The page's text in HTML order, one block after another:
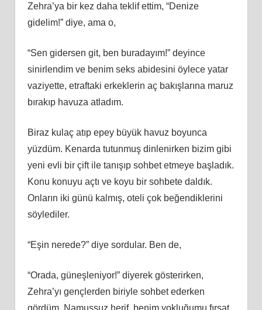
Zehra’ya bir kez daha teklif ettim, “Denize
gidelim!” diye, ama o,
“Sen gidersen git, ben buradayım!” deyince
sinirlendim ve benim seks abidesini öylece yatar
vaziyette, etraftaki erkeklerin aç bakışlarına maruz
bırakıp havuza atladım.
Biraz kulaç atıp epey büyük havuz boyunca
yüzdüm. Kenarda tutunmuş dinlenirken bizim gibi
yeni evli bir çift ile tanışıp sohbet etmeye başladık.
Konu konuyu açtı ve koyu bir sohbete daldık.
Onların iki günü kalmış, oteli çok beğendiklerini
söylediler.
“Eşin nerede?” diye sordular. Ben de,
“Orada, güneşleniyor!” diyerek gösterirken,
Zehra’yı gençlerden biriyle sohbet ederken
gördüm. Namussuz herif, benim yokluğumu fırsat